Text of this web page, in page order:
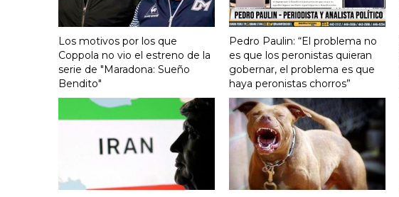
Los motivos por los que
Coppola no vio el estreno de la
serie de "Maradona: Sueño
Bendito"
Pedro Paulin: “El problema no
es que los peronistas quieran
gobernar, el problema es que
haya peronistas chorros”